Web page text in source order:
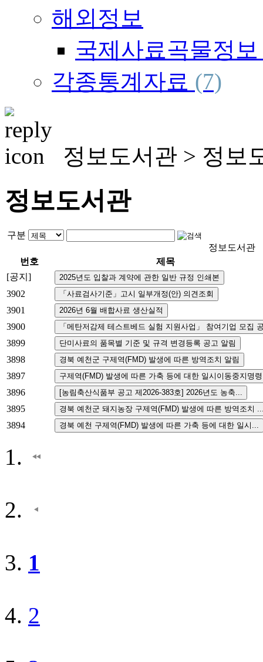
해외정보
국제사료곡물정
각종통계자료 (7)
정보도서관 > 정보
정보도서관
구분
정보도서관
번호
제목
[공지]
3902
3901
3900
3899
3898
3897
3896
3895
3894
1
2